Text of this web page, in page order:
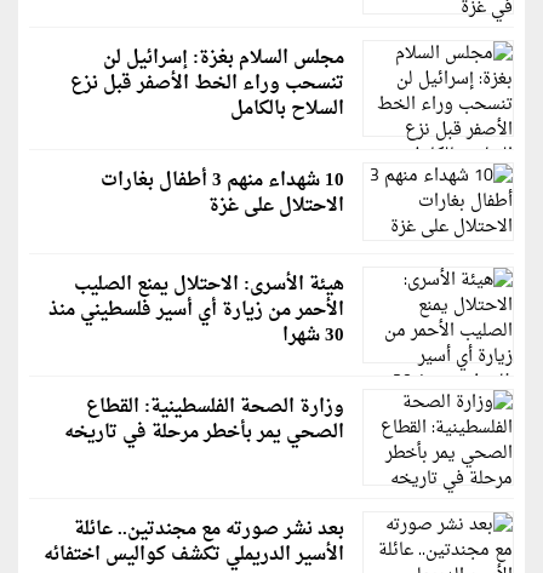
مجلس السلام بغزة: إسرائيل لن
تنسحب وراء الخط الأصفر قبل نزع
السلاح بالكامل
10 شهداء منهم 3 أطفال بغارات
الاحتلال على غزة
هيئة الأسرى: الاحتلال يمنع الصليب
الأحمر من زيارة أي أسير فلسطيني منذ
30 شهرا
وزارة الصحة الفلسطينية: القطاع
الصحي يمر بأخطر مرحلة في تاريخه
بعد نشر صورته مع مجندتين.. عائلة
الأسير الدريملي تكشف كواليس اختفائه